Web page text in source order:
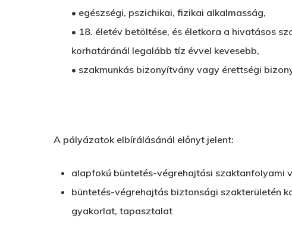
• egészségi, pszichikai, fizikai alkalmasság,
• 18. életév betöltése, és életkora a hivatásos
korhatáránál legalább tíz évvel kevesebb,
• szakmunkás bizonyítvány vagy érettségi
A pályázatok elbírálásánál előnyt jelent:
alapfokú büntetés-végrehajtási szaktanfolyami
büntetés-végrehajtás biztonsági szakterületén
gyakorlat, tapasztalat